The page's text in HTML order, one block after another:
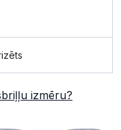
izmēru?